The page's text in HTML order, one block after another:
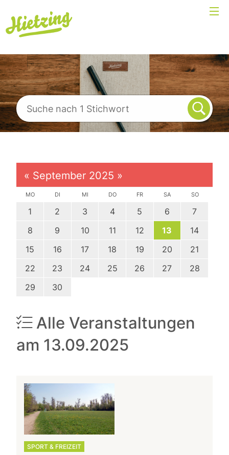
« September 2025 »
MO DI MI DO FR SA SO
1 2 3 4 5 6
7
8
9 10 11 12 13
14
15
16 17 18 19 20
21
22
23 24 25 26 27
28
29
30
Alle Veranstaltungen
am 13.09.2025
SPORT & FREIZEIT